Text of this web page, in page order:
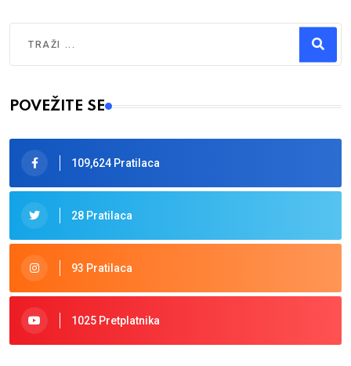
Type 2 or more characters for results.
POVEŽITE SE
109,624 Pratilaca
28 Pratilaca
93 Pratilaca
1025 Pretplatnika